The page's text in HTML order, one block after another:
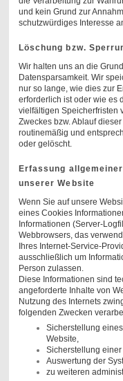
und kein Grund zur
schutzwürdiges Interesse
Löschung bzw.
Wir halten uns an die
Datensparsamkeit. Wir
nur so lange, wie dies zur
erforderlich ist oder wie es
vielfältigen Speicherfristen
Zweckes bzw. Ablauf
routinemäßig und
oder gelöscht.
Erfassung
unserer Website
Wenn Sie auf unsere
eines Cookies
Informationen (Server-
Webbrowsers, das
Ihres Internet-Service-
ausschließlich um
Person zulassen.
Diese Informationen sind
angeforderte Inhalte von
Nutzung des Internets
folgenden Zwecken
Sicherstellung
Website,
Sicherstellung
Auswertung der
zu weiteren